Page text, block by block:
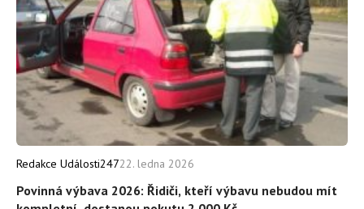
Povinná výbava 2026: Řidiči, kteří výbavu nebudou mít
Redakce Události24722. ledna 2026